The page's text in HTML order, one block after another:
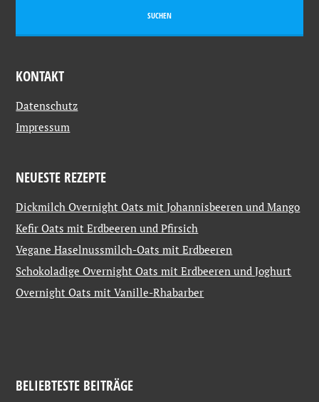
KONTAKT
Datenschutz
Impressum
NEUESTE REZEPTE
Dickmilch Overnight Oats mit Johannisbeeren und Mango
Kefir Oats mit Erdbeeren und Pfirsich
Vegane Haselnussmilch-Oats mit Erdbeeren
Schokoladige Overnight Oats mit Erdbeeren und Joghurt
Overnight Oats mit Vanille-Rhabarber
BELIEBTESTE BEITRÄGE